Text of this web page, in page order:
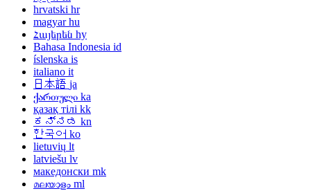
hrvatski hr
magyar hu
Հայերեն hy
Bahasa Indonesia id
íslenska is
italiano it
日本語 ja
ქართული ka
қазақ тілі kk
ಕನ್ನಡ kn
한국어 ko
lietuvių lt
latviešu lv
македонски mk
മലയാളം ml